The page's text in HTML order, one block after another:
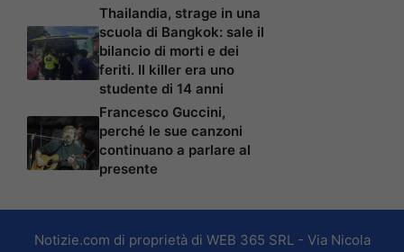
Thailandia, strage in una
scuola di Bangkok: sale il
bilancio di morti e dei
feriti. Il killer era uno
studente di 14 anni
Francesco Guccini,
perché le sue canzoni
continuano a parlare al
presente
Notizie.com di proprietà di WEB 365 SRL - Via Nicola